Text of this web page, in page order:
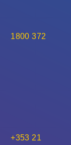
1800 372
+353 21